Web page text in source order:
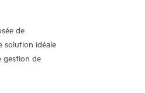
de
solution idéale
gestion de